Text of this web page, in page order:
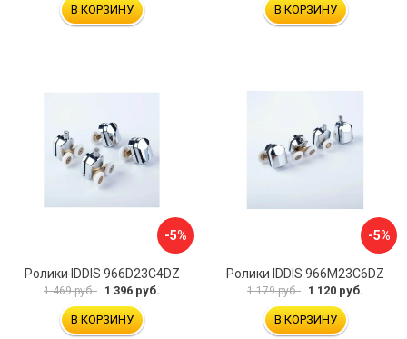
В КОРЗИНУ В КОРЗИНУ
-5%
Ролики IDDIS 966D23C4DZ
1 469 руб. 1 396 руб.
В КОРЗИНУ
-5%
Ролики IDDIS 966M23C6DZ
1 179 руб. 1 120 руб.
В КОРЗИНУ